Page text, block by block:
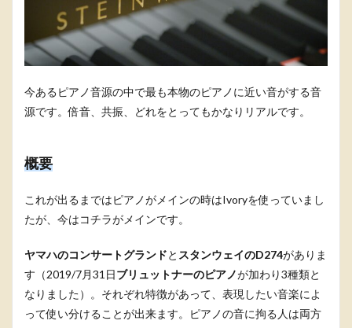
今あるピアノ音源の中で最も本物のピアノに近い音がする音
源です。倍音、共振、どれをとってもかなりリアルです。
概要
これが出るまではピアノがメインの時はIvoryを使っていまし
たが、今はコチラがメインです。
ヤマハのコンサートグランドと スタンウェイのD274がありま
す（2019/7月31日ブリュットナーのピアノが加わり3種類と
なりました）。それぞれ特徴があって、表現したい音楽によ
って使い分けることが出来ます。ピアノの音に拘る人は両方